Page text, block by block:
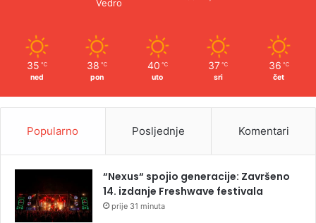
Vedro
35 ℃
ned
38 ℃
pon
40 ℃
uto
37 ℃
sri
36 ℃
čet
Popularno Posljednje Komentari
“Nexus“ spojio generacije: Završeno
14. izdanje Freshwave festivala
prije 31 minuta